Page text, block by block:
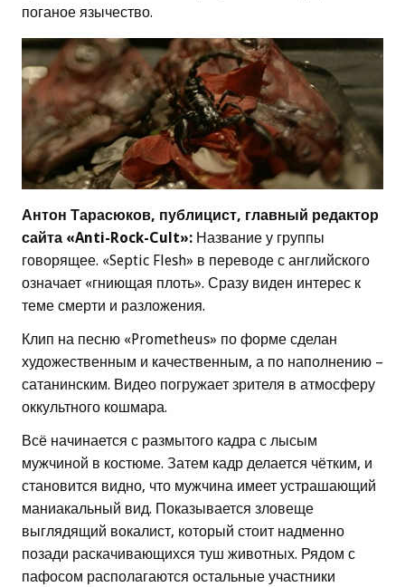
поганое язычество.
Антон Тарасюков, публицист, главный редактор
сайта «Anti-Rock-Cult»: Название у группы
говорящее. «Septic Flesh» в переводе с английского
означает «гниющая плоть». Сразу виден интерес к
теме смерти и разложения.
Клип на песню «Prometheus» по форме сделан
художественным и качественным, а по наполнению –
сатанинским. Видео погружает зрителя в атмосферу
оккультного кошмара.
Всё начинается с размытого кадра с лысым
мужчиной в костюме. Затем кадр делается чётким, и
становится видно, что мужчина имеет устрашающий
маниакальный вид. Показывается зловеще
выглядящий вокалист, который стоит надменно
позади раскачивающихся туш животных. Рядом с
пафосом располагаются остальные участники